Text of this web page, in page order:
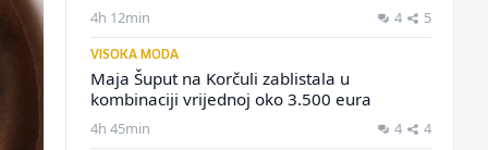
4h 12min 4 5
VISOKA MODA
Maja Šuput na Korčuli zablistala u
kombinaciji vrijednoj oko 3.500 eura
4h 45min 4 4